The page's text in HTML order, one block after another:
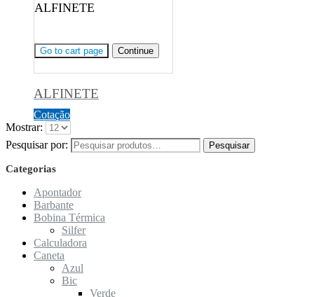
ALFINETE
Go to cart page Continue
ALFINETE
Cotação
Mostrar:
Pesquisar por:
Pesquisar
Categorias
Apontador
Barbante
Bobina Térmica
Silfer
Calculadora
Caneta
Azul
Bic
Verde